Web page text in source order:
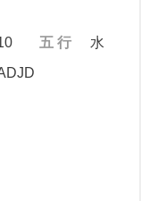
五 行
水